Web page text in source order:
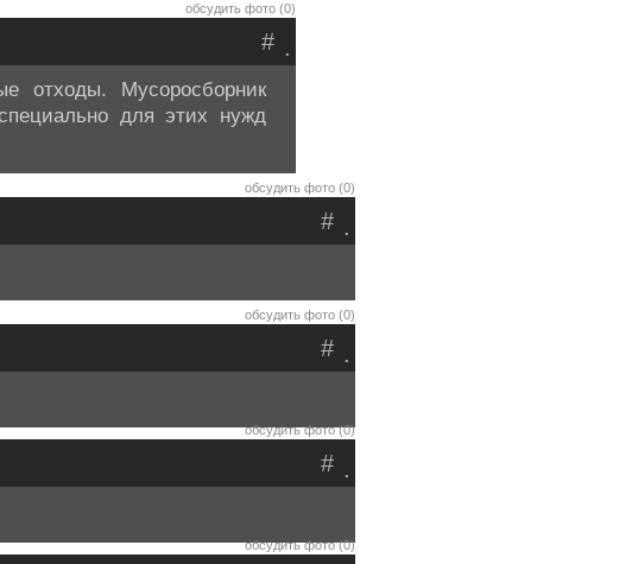
обсудить фото (0)
.
#
отходы. Мусоросборник
для этих нужд
обсудить фото (0)
.
#
обсудить фото (0)
.
#
обсудить фото (0)
.
#
обсудить фото (0)